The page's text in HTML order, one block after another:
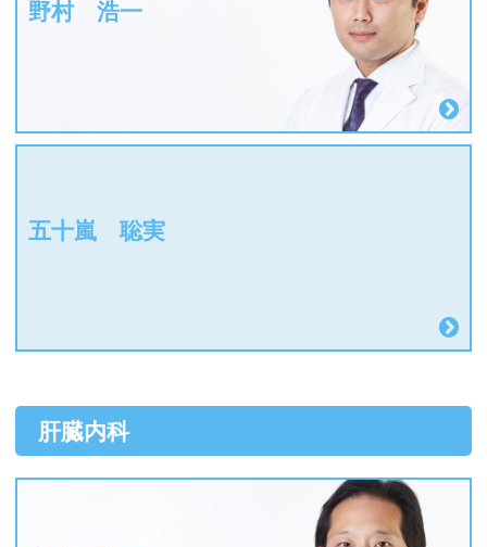
野村 浩一
五十嵐 聡実
肝臓内科